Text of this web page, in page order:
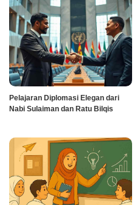
Pelajaran Diplomasi Elegan dari
Nabi Sulaiman dan Ratu Bilqis